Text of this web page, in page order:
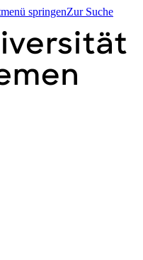
springenZur Suche